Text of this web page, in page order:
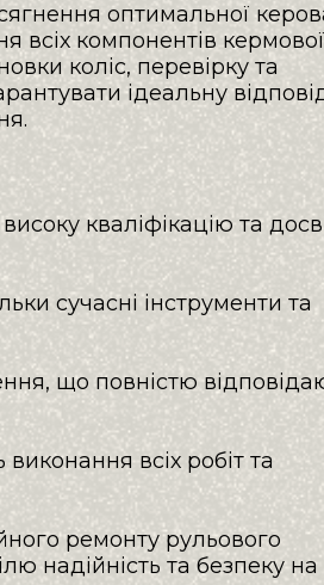
оптимальної
компонентів кермової
коліс, перевірку та
ідеальну
кваліфікацію та
сучасні інструменти та
що повністю
всіх робіт та
ремонту рульового
надійність та безпеку на